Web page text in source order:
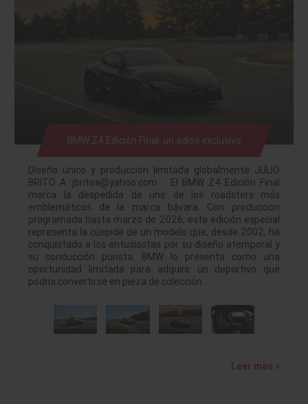
BMW Z4 Edición Final: un adiós exclusivo
Diseño único y producción limitada globalmente JULIO
BRITO A. jbritoa@yahoo.com El BMW Z4 Edición Final
marca la despedida de uno de los roadsters más
emblemáticos de la marca bávara. Con producción
programada hasta marzo de 2026, esta edición especial
representa la cúspide de un modelo que, desde 2002, ha
conquistado a los entusiastas por su diseño atemporal y
su conducción purista. BMW lo presenta como una
oportunidad limitada para adquirir un deportivo que
podría convertirse en pieza de colección.…
Leer más »